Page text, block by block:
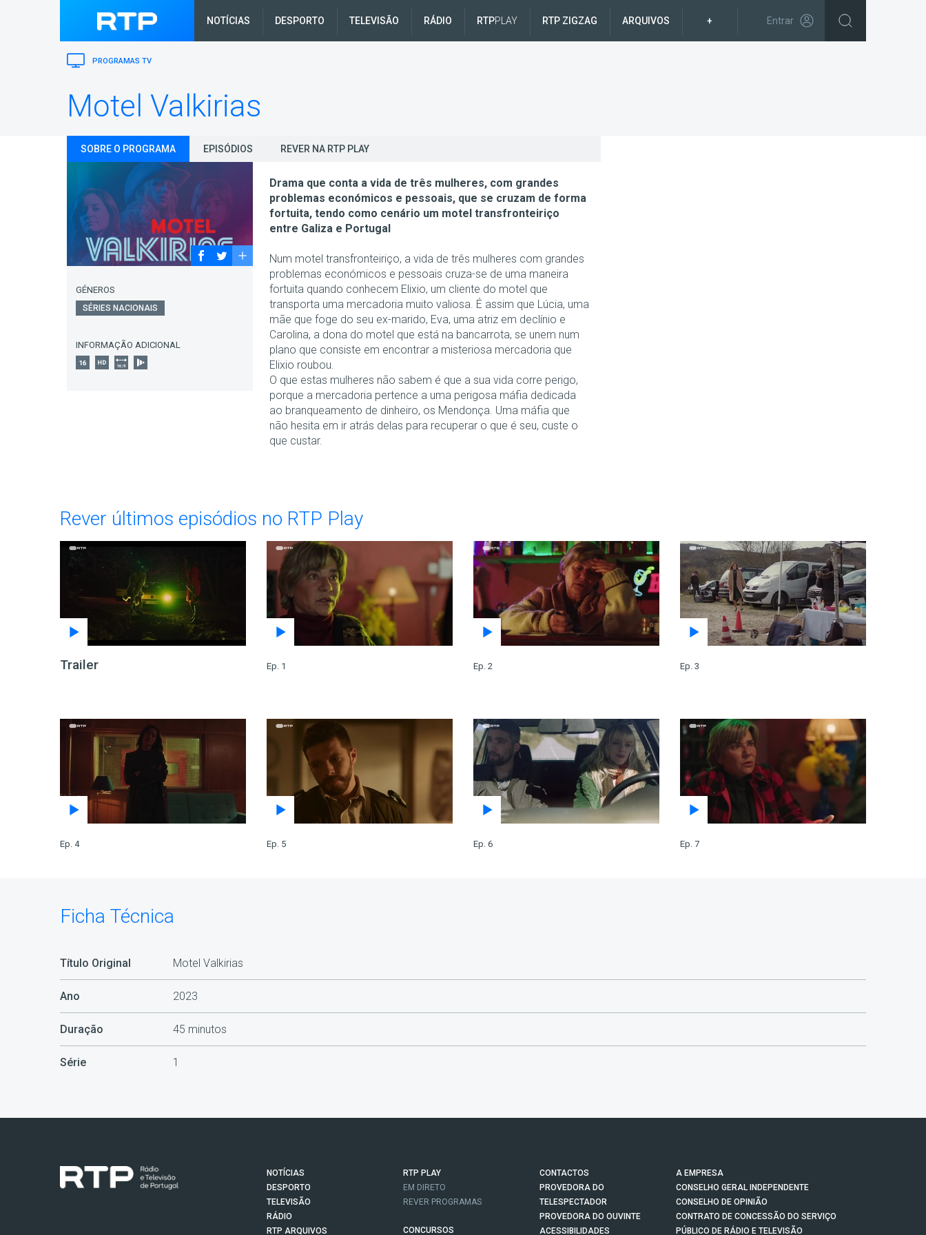
NOTÍCIAS DESPORTO TELEVISÃO RÁDIO RTPPLAY RTP ZIGZAG ARQUIVOS + Entrar
PROGRAMAS TV
Motel Valkirias
SOBRE O PROGRAMA EPISÓDIOS REVER NA RTP PLAY
GÉNEROS
SÉRIES NACIONAIS
INFORMAÇÃO ADICIONAL
Drama que conta a vida de três mulheres, com grandes
problemas económicos e pessoais, que se cruzam de forma
fortuita, tendo como cenário um motel transfronteiriço
entre Galiza e Portugal
Num motel transfronteiriço, a vida de três mulheres com grandes
problemas económicos e pessoais cruza-se de uma maneira
fortuita quando conhecem Elixio, um cliente do motel que
transporta uma mercadoria muito valiosa. É assim que Lúcia, uma
mãe que foge do seu ex-marido, Eva, uma atriz em declínio e
Carolina, a dona do motel que está na bancarrota, se unem num
plano que consiste em encontrar a misteriosa mercadoria que
Elixio roubou.
O que estas mulheres não sabem é que a sua vida corre perigo,
porque a mercadoria pertence a uma perigosa máfia dedicada
ao branqueamento de dinheiro, os Mendonça. Uma máfia que
não hesita em ir atrás delas para recuperar o que é seu, custe o
que custar.
Rever últimos episódios no RTP Play
Trailer Ep. 1 Ep. 2 Ep. 3
Ep. 4 Ep. 5 Ep. 6 Ep. 7
Ficha Técnica
Título Original Motel Valkirias
Ano 2023
Duração 45 minutos
Série 1
NOTÍCIAS
DESPORTO
TELEVISÃO
RÁDIO
RTP ARQUIVOS
RTP PLAY
EM DIRETO
REVER PROGRAMAS
CONCURSOS
CONTACTOS
PROVEDORA DO
TELESPECTADOR
PROVEDORA DO OUVINTE
ACESSIBILIDADES
A EMPRESA
CONSELHO GERAL INDEPENDENTE
CONSELHO DE OPINIÃO
CONTRATO DE CONCESSÃO DO SERVIÇO
PÚBLICO DE RÁDIO E TELEVISÃO